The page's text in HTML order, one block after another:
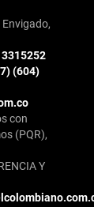
Envigado,
(604)
con
(PQR),
Y